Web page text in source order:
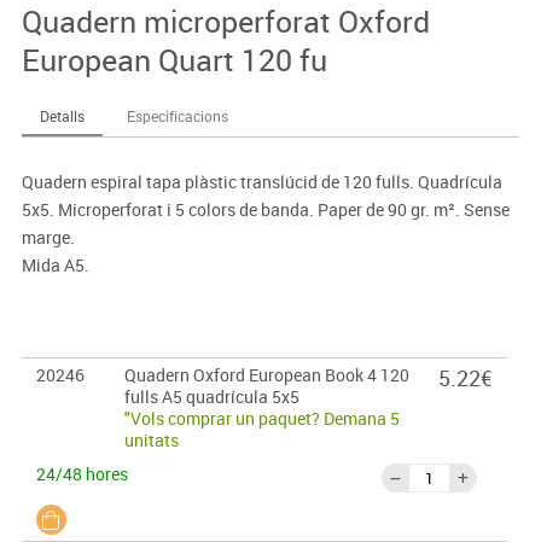
Quadern microperforat Oxford
European Quart 120 fu
Detalls Especificacions
Quadern espiral tapa plàstic translúcid de 120 fulls. Quadrícula
5x5. Microperforat i 5 colors de banda. Paper de 90 gr. m². Sense
marge.
Mida A5.
20246
Quadern Oxford European Book 4 120
fulls A5 quadrícula 5x5
"Vols comprar un paquet? Demana 5
unitats
24/48 hores
5.22€